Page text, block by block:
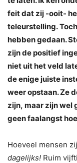
feit dat zij -ooit-
teleurstelling.
hebben gedaan.
zijn de positief
niet uit het veld
de enige juiste
weer opstaan. Ze
zijn, maar zijn wel
geen faalangst
Hoeveel mensen
dagelijks! Ruim